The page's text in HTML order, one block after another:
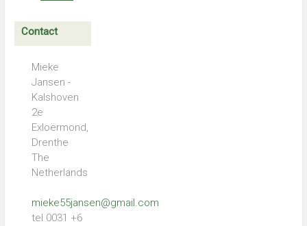
Contact
Mieke
Jansen -
Kalshoven
2e
Exloërmond,
Drenthe
The
Netherlands
mieke55jansen@gmail.com
tel 0031 +6